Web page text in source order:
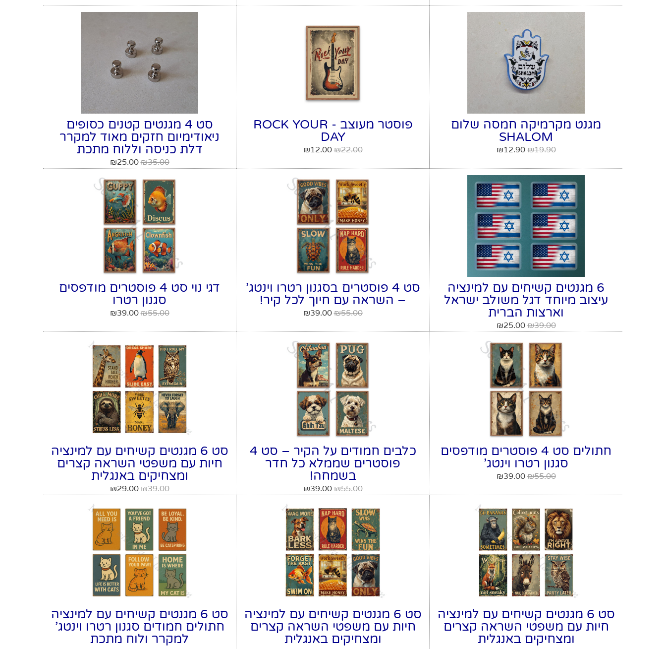
מגנט מקרמיקה חמסה שלום
SHALOM
₪19.90
₪12.90
פוסטר מעוצב - ROCK YOUR
DAY
₪22.00
₪12.00
סט 4 מגנטים קטנים כסופים
ניאודימיום חזקים מאוד למקרר
דלת כניסה וללוח מתכת
₪35.00
₪25.00
6 מגנטים קשיחים עם למינציה
עיצוב מיוחד דגל משולב ישראל
וארצות הברית
₪39.00
₪25.00
סט 4 פוסטרים בסגנון רטרו וינטג’
– השראה עם חיוך לכל קיר!
₪55.00
₪39.00
דגי נוי סט 4 פוסטרים מודפסים
סגנון רטרו
₪55.00
₪39.00
חתולים סט 4 פוסטרים מודפסים
סגנון רטרו וינטג'
₪55.00
₪39.00
כלבים חמודים על הקיר – סט 4
פוסטרים שממלא כל חדר
בשמחה!
₪55.00
₪39.00
סט 6 מגנטים קשיחים עם למינציה
חיות עם משפטי השראה קצרים
ומצחיקים באנגלית
₪39.00
₪29.00
סט 6 מגנטים קשיחים עם למינציה
חיות עם משפטי השראה קצרים
ומצחיקים באנגלית
סט 6 מגנטים קשיחים עם למינציה
חיות עם משפטי השראה קצרים
ומצחיקים באנגלית
סט 6 מגנטים קשיחים עם למינציה
חתולים חמודים סגנון רטרו וינטג'
למקרר ולוח מתכת